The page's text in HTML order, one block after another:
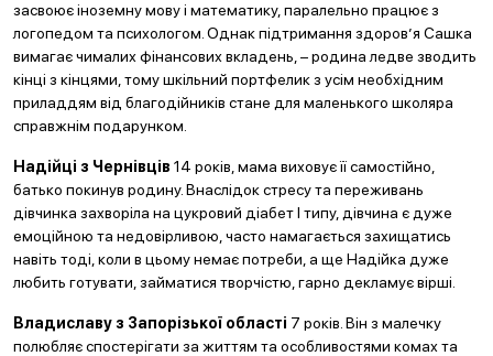
засвоює іноземну мову і математику, паралельно працює з
логопедом та психологом. Однак підтримання здоров’я Сашка
вимагає чималих фінансових вкладень, – родина ледве зводить
кінці з кінцями, тому шкільний портфелик з усім необхідним
приладдям від благодійників стане для маленького школяра
справжнім подарунком.
Надійці з Чернівців 14 років, мама виховує її самостійно,
батько покинув родину. Внаслідок стресу та переживань
дівчинка захворіла на цукровий діабет І типу, дівчина є дуже
емоційною та недовірливою, часто намагається захищатись
навіть тоді, коли в цьому немає потреби, а ще Надійка дуже
любить готувати, займатися творчістю, гарно декламує вірші.
Владиславу з Запорізької області 7 років. Він з малечку
полюбляє спостерігати за життям та особливостями комах та